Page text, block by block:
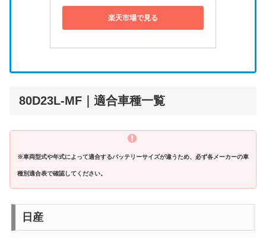
楽天市場で見る
80D23L-MF｜適合車種一覧
※車両型式や年式によって適合するバッテリーサイズが違うため、必ず各メーカーの車
種別適合表で確認してください。
日産